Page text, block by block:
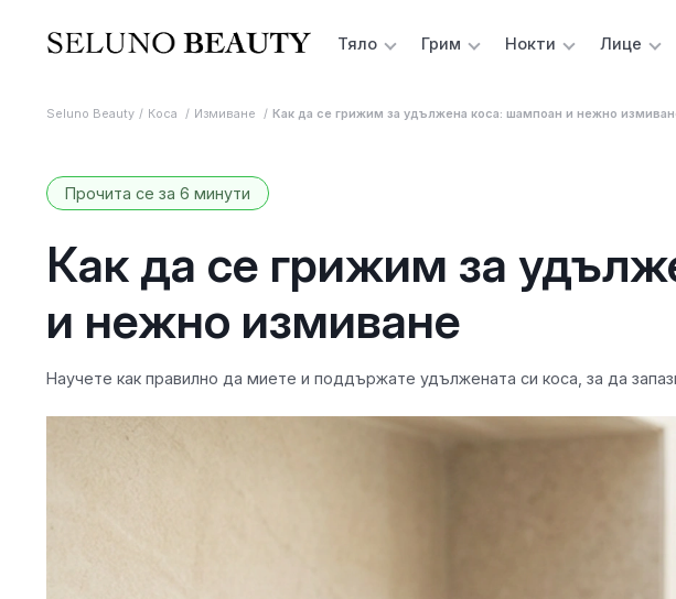
Тяло Грим Нокти Лице
Seluno Beauty Коса Измиване Как да се грижим за удължена коса: шампоан и нежно
Прочита се за 6 минути
Как да се грижим за
и нежно измиване
Научете как правилно да миете и поддържате удължената си коса, за да